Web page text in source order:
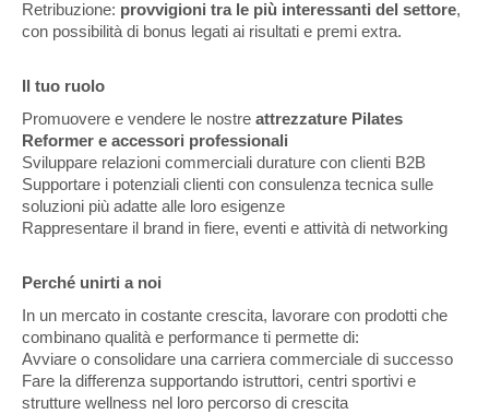
Retribuzione: provvigioni tra le più interessanti del settore,
con possibilità di bonus legati ai risultati e premi extra.
Il tuo ruolo
Promuovere e vendere le nostre attrezzature Pilates
Reformer e accessori professionali
Sviluppare relazioni commerciali durature con clienti B2B
Supportare i potenziali clienti con consulenza tecnica sulle
soluzioni più adatte alle loro esigenze
Rappresentare il brand in fiere, eventi e attività di networking
Perché unirti a noi
In un mercato in costante crescita, lavorare con prodotti che
combinano qualità e performance ti permette di:
Avviare o consolidare una carriera commerciale di successo
Fare la differenza supportando istruttori, centri sportivi e
strutture wellness nel loro percorso di crescita